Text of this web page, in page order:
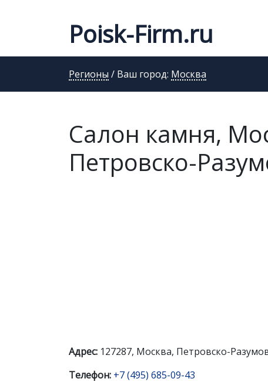
Poisk-Firm.ru
Регионы / Ваш город: Москва
Салон камня,
Петровско-
Адрес: 127287, Москва, Петровско-
Телефон: +7 (495) 685-09-43